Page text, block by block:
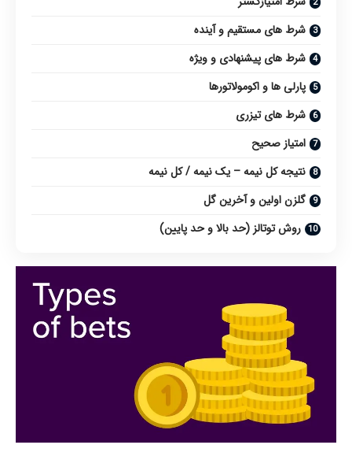
شرط های مستقیم و آینده
شرط های پیشنهادی و ویژه
پارلی ها و اکومولاتورها
شرط های تیزری
امتیاز صحیح
نتیجه کل نیمه – یک نیمه / کل نیمه
گلزن اولین و آخرین گل
روش توتالز (حد بالا و حد پایین)